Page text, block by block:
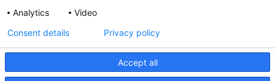
Analytics
Video
Accept all
Consent details Privacy policy